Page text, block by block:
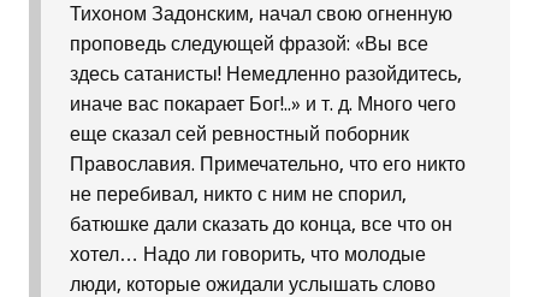
Тихоном Задонским, начал свою огненную
проповедь следующей фразой: «Вы все
здесь сатанисты! Немедленно разойдитесь,
иначе вас покарает Бог!..» и т. д. Много чего
еще сказал сей ревностный поборник
Православия. Примечательно, что его никто
не перебивал, никто с ним не спорил,
батюшке дали сказать до конца, все что он
хотел… Надо ли говорить, что молодые
люди, которые ожидали услышать слово